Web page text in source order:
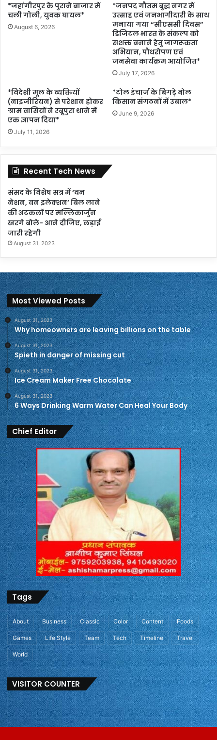
*जहांगीरपुर के पुराने बाजार में
चली गोली, युवक घायल*
August 6, 2026
*जनपद गौतम बुद्ध नगर में
उत्साह एवं जनभागीदारी के साथ
मनाया गया “सीएससी दिवस”
डिजिटल भारत के संकल्प को
सशक्त बनाने हेतु जागरूकता
अभियान, पौधरोपण एवं
जनसेवा कार्यक्रम आयोजित*
July 17, 2026
*विदेशी मूल के व्यक्तियों
(नाइजीरियन) से परेशान होकर
ग्राम वासियों ने रबूपुरा थाने में
एक ज्ञापन दिया*
July 11, 2026
*टोल इंचार्ज के बिगड़े बोल
किसान संगठनों में उबाल*
June 9, 2026
Recent Tech News
संसद के विशेष सत्र में ‘वन
नेशन, वन इलेक्शन’ बिल लाने
की अटकलों पर मल्लिकार्जुन
खरगे बोले- आने दीजिए, लड़ाई
जारी रहेगी
August 31, 2023
Most Viewed Posts
August 31, 2023
Why homeowners are leaving billions on the table
August 31, 2023
Spieth in danger of missing cut
August 31, 2023
Ice Cream Maker Free Chocolate
August 31, 2023
6 Ways Drinking Warm Water Can Heal Your Body
Chief Editor
Tags
About Business Classic Color Content Foods
Games Life Style Team Tech Timeline Travel
World
VISITOR COUNTER